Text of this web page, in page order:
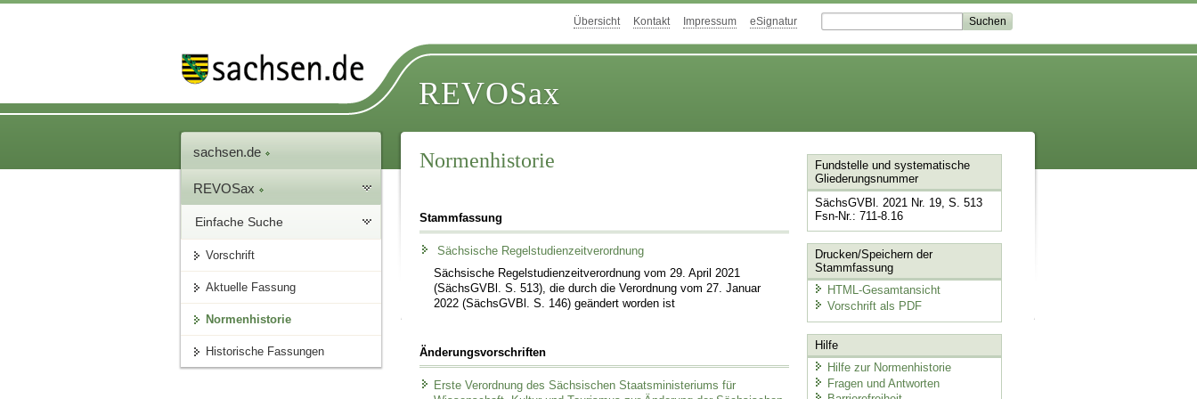
Übersicht Kontakt Impressum eSignatur
REVOSax
sachsen.de
REVOSax
Einfache Suche
Vorschrift
Aktuelle Fassung
Normenhistorie
Historische Fassungen
Normenhistorie
Stammfassung
Sächsische Regelstudienzeitverordnung
Sächsische Regelstudienzeitverordnung vom 29. April 2021
(SächsGVBl. S. 513), die durch die Verordnung vom 27. Januar
2022 (SächsGVBl. S. 146) geändert worden ist
Änderungsvorschriften
Erste Verordnung des Sächsischen Staatsministeriums für
Fundstelle und systematische
Gliederungsnummer
SächsGVBl. 2021 Nr. 19, S. 513
Fsn-Nr.: 711-8.16
Drucken/Speichern der
Stammfassung
HTML-Gesamtansicht
Vorschrift als PDF
Hilfe
Hilfe zur Normenhistorie
Fragen und Antworten